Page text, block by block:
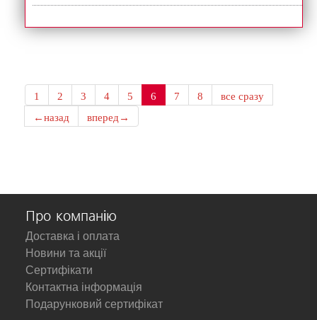
1 2 3 4 5 6 7 8
все сразу
←назад
вперед→
Про компанію
Доставка і оплата
Новини та акції
Сертифікати
Контактна інформація
Подарунковий сертифікат